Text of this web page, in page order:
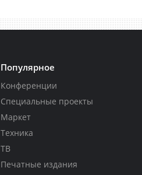
Популярное
Конференции
Специальные проекты
Маркет
Техника
ТВ
Печатные издания